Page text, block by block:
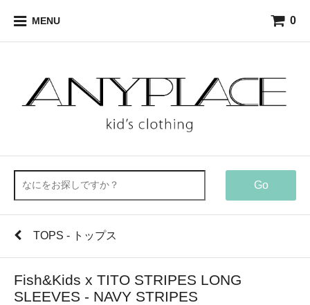
MENU 0
Go
TOPS - トップス
Fish&Kids x TITO STRIPES LONG
SLEEVES - NAVY STRIPES